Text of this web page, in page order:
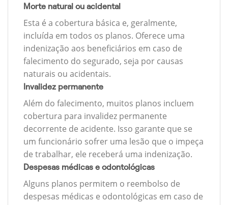
Morte natural ou acidental
Esta é a cobertura básica e, geralmente,
incluída em todos os planos. Oferece uma
indenização aos beneficiários em caso de
falecimento do segurado, seja por causas
naturais ou acidentais.
Invalidez permanente
Além do falecimento, muitos planos incluem
cobertura para invalidez permanente
decorrente de acidente. Isso garante que se
um funcionário sofrer uma lesão que o impeça
de trabalhar, ele receberá uma indenização.
Despesas médicas e odontológicas
Alguns planos permitem o reembolso de
despesas médicas e odontológicas em caso de